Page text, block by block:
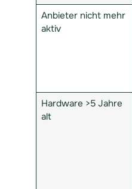
Anbieter nicht mehr
aktiv
Hardware >5 Jahre
alt